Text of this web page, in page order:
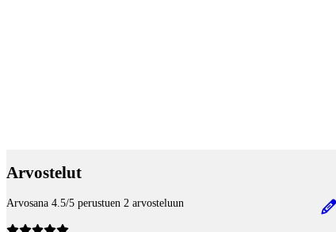
Arvostelut
Arvosana 4.5/5 perustuen 2 arvosteluun